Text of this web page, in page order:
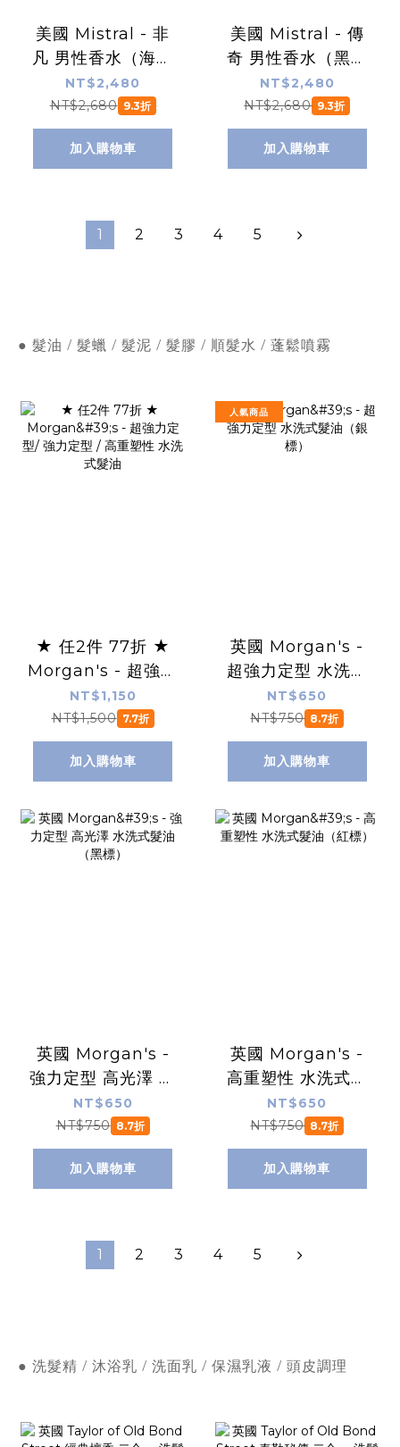
美國 Mistral - 非
凡 男性香水（海洋
雪松 /
Cedarwood
Marine）
NT$2,480
NT$2,680 9.3折
加入購物車
美國 Mistral - 傳
奇 男性香水（黑琥
珀 / Black
Amber）
NT$2,480
NT$2,680 9.3折
加入購物車
1 2 3 4 5
● 髮油 / 髮蠟 / 髮泥 / 髮膠 / 順髮水 / 蓬鬆噴霧
★ 任2件 77折 ★
Morgan's - 超強力
定型/ 強力定型 / 高
重塑性 水洗式髮油
NT$1,150
NT$1,500 7.7折
加入購物車
人氣商品
英國 Morgan's -
超強力定型 水洗式
髮油（銀標）
NT$650
NT$750 8.7折
加入購物車
英國 Morgan's -
強力定型 高光澤 水
洗式髮油（黑標）
NT$650
NT$750 8.7折
加入購物車
英國 Morgan's -
高重塑性 水洗式髮
油（紅標）
NT$650
NT$750 8.7折
加入購物車
1 2 3 4 5
● 洗髮精 / 沐浴乳 / 洗面乳 / 保濕乳液 / 頭皮調理